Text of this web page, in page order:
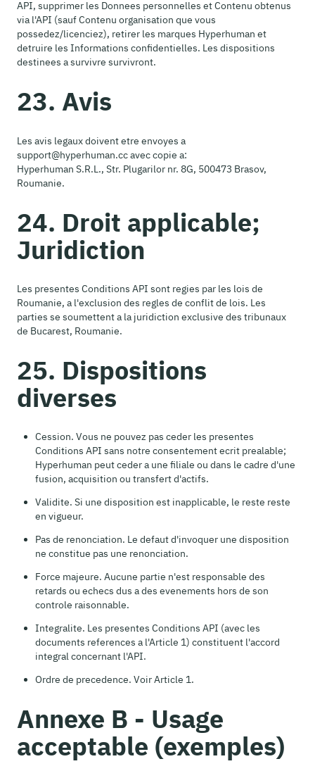
API, supprimer les Donnees personnelles et Contenu obtenus
via l'API (sauf Contenu organisation que vous
possedez/licenciez), retirer les marques Hyperhuman et
detruire les Informations confidentielles. Les dispositions
destinees a survivre survivront.
23. Avis
Les avis legaux doivent etre envoyes a
support@hyperhuman.cc avec copie a:
Hyperhuman S.R.L., Str. Plugarilor nr. 8G, 500473 Brasov,
Roumanie.
24. Droit applicable;
Juridiction
Les presentes Conditions API sont regies par les lois de
Roumanie, a l'exclusion des regles de conflit de lois. Les
parties se soumettent a la juridiction exclusive des tribunaux
de Bucarest, Roumanie.
25. Dispositions
diverses
Cession. Vous ne pouvez pas ceder les presentes
Conditions API sans notre consentement ecrit prealable;
Hyperhuman peut ceder a une filiale ou dans le cadre d'une
fusion, acquisition ou transfert d'actifs.
Validite. Si une disposition est inapplicable, le reste reste
en vigueur.
Pas de renonciation. Le defaut d'invoquer une disposition
ne constitue pas une renonciation.
Force majeure. Aucune partie n'est responsable des
retards ou echecs dus a des evenements hors de son
controle raisonnable.
Integralite. Les presentes Conditions API (avec les
documents references a l'Article 1) constituent l'accord
integral concernant l'API.
Ordre de precedence. Voir Article 1.
Annexe B - Usage
acceptable (exemples)